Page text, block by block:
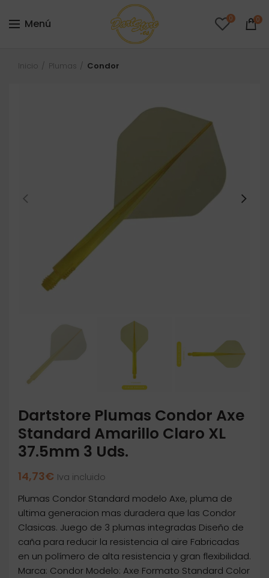
Menú 0 0
Inicio Plumas Condor
Dartstore Plumas Condor Axe
Standard Amarillo Claro XL
37.5mm 3 Uds.
14,73€ Iva incluido
Plumas Condor Standard modelo Axe, pluma de
ultima generacion mas duradera que las Condor
Clasicas. Juego de 3 plumas integradas Diseño de
caña para reducir la resistencia al aire Fabricadas
en un polímero de alta resistencia y gran flexibilidad.
Marca: Condor Modelo: Axe Formato Standard Color